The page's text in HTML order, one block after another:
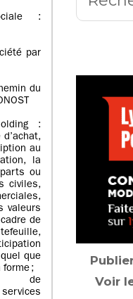
:
par
du
:
au
la
ou
civiles,
valeurs
de
que
;
de
Voir